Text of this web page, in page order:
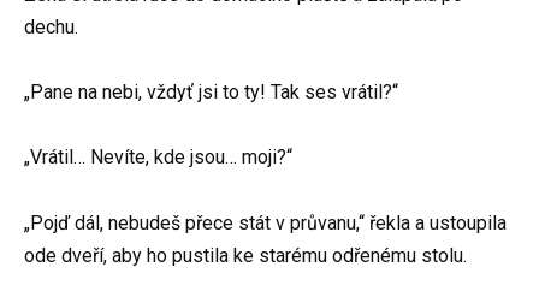
dechu.
„Pane na nebi, vždyť jsi to ty! Tak ses vrátil?“
„Vrátil… Nevíte, kde jsou… moji?“
„Pojď dál, nebudeš přece stát v průvanu,“ řekla a ustoupila
ode dveří, aby ho pustila ke starému odřenému stolu.